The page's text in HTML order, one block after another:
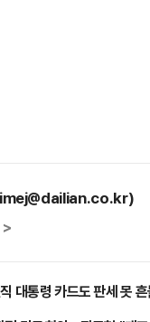
대통령 카드도 판세 못